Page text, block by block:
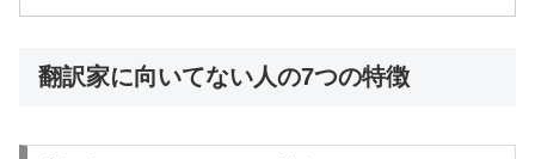
翻訳家に向いてない人の7つの特徴